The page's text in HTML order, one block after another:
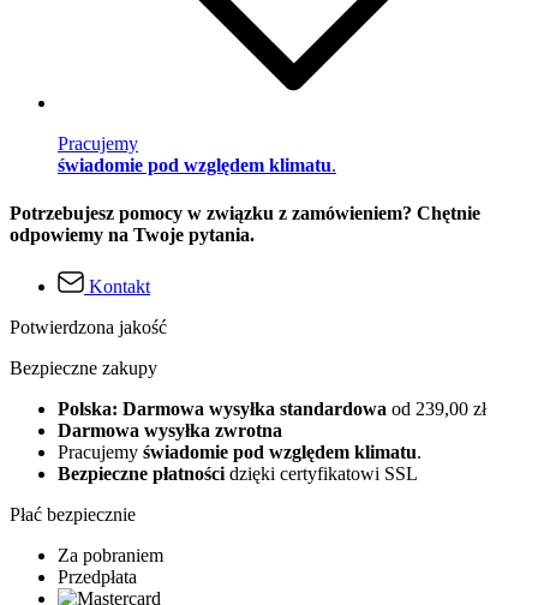
Pracujemy
świadomie pod względem klimatu.
Potrzebujesz pomocy w związku z zamówieniem? Chętnie
odpowiemy na Twoje pytania.
Kontakt
Potwierdzona jakość
Bezpieczne zakupy
Polska: Darmowa wysyłka standardowa od 239,00 zł
Darmowa wysyłka zwrotna
Pracujemy świadomie pod względem klimatu.
Bezpieczne płatności dzięki certyfikatowi SSL
Płać bezpiecznie
Za pobraniem
Przedpłata